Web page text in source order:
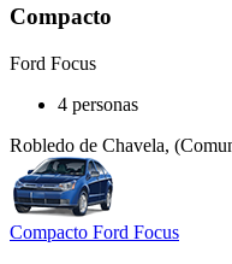
Compacto
Ford Focus
4 personas
Robledo de Chavela,
Compacto Ford Focus